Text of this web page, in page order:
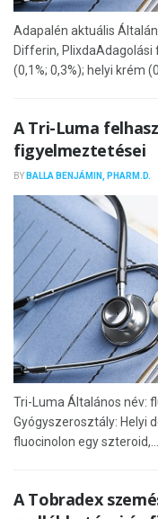
Adapalén aktuális
Differin, PlixdaAdagolási
(0,1%; 0,3%); helyi krém
A Tri-Luma
figyelmeztetései
BY BALLA BENJÁMIN, PHARM.D.
Tri-Luma Általános név:
Gyógyszerosztály: Helyi
fluocinolon egy szteroid,...
A Tobradex